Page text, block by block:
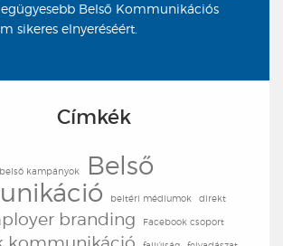
Belső Kommunikációs
sikeres elnyeréséért.
Címkék
belső kampányok
Belső
beltéri médiumok direkt
branding Facebook csoport